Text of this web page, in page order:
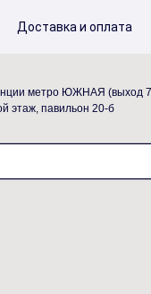
Доставка и оплата
метро ЮЖНАЯ (выход
этаж, павильон 20-б